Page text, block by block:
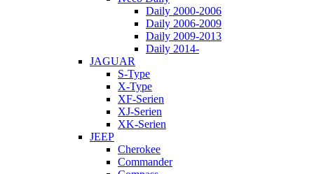
Daily 2000-2006
Daily 2006-2009
Daily 2009-2013
Daily 2014-
JAGUAR
S-Type
X-Type
XF-Serien
XJ-Serien
XK-Serien
JEEP
Cherokee
Commander